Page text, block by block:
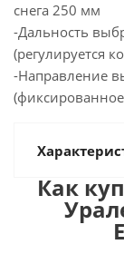
снега 250 мм
-Дальность
(регулируется
-Направление
Как